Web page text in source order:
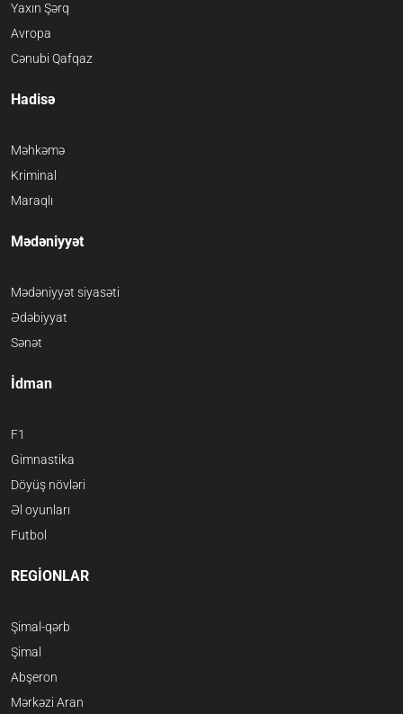
Yaxın Şərq
Avropa
Cənubi Qafqaz
Hadisə
Məhkəmə
Kriminal
Maraqlı
Mədəniyyət
Mədəniyyət siyasəti
Ədəbiyyat
Sənət
İdman
F1
Gimnastika
Döyüş növləri
Əl oyunları
Futbol
REGİONLAR
Şimal-qərb
Şimal
Abşeron
Mərkəzi Aran